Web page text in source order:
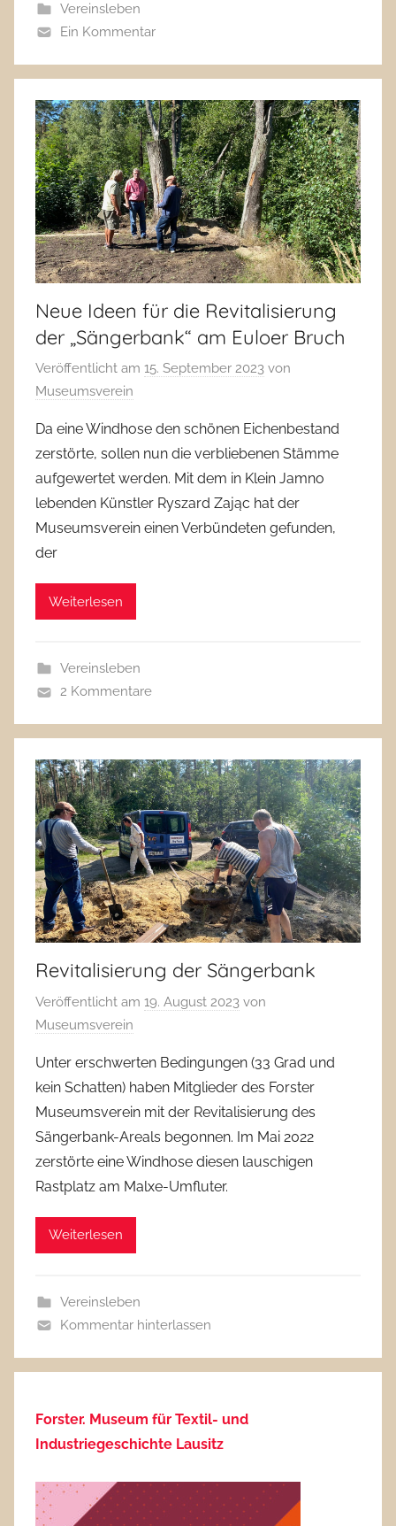
Vereinsleben
Ein Kommentar
Neue Ideen für die Revitalisierung
der „Sängerbank“ am Euloer Bruch
Veröffentlicht am 15. September 2023 von
Museumsverein
Da eine Windhose den schönen Eichenbestand
zerstörte, sollen nun die verbliebenen Stämme
aufgewertet werden. Mit dem in Klein Jamno
lebenden Künstler Ryszard Zając hat der
Museumsverein einen Verbündeten gefunden,
der
Weiterlesen
Vereinsleben
2 Kommentare
Revitalisierung der Sängerbank
Veröffentlicht am 19. August 2023 von
Museumsverein
Unter erschwerten Bedingungen (33 Grad und
kein Schatten) haben Mitglieder des Forster
Museumsverein mit der Revitalisierung des
Sängerbank-Areals begonnen. Im Mai 2022
zerstörte eine Windhose diesen lauschigen
Rastplatz am Malxe-Umfluter.
Weiterlesen
Vereinsleben
Kommentar hinterlassen
Forster. Museum für Textil- und
Industriegeschichte Lausitz